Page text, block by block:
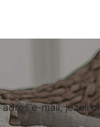
adres e-mail, jeżeli